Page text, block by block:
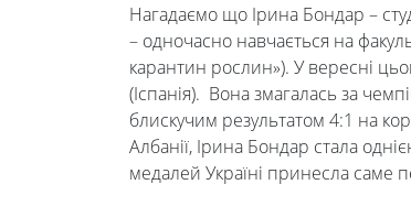
Міжнародна
діяльність
Foreign
Нагадаємо що Ірина Бондар –
– одночасно навчається на
карантин рослин»). У вересні
(Іспанія). Вона змагалась за
блискучим результатом 4:1 на
Албанії, Ірина Бондар стала
медалей Україні принесла саме